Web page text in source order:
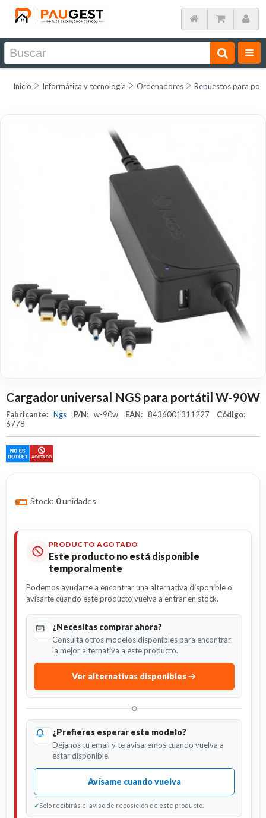
Inicio Informática y tecnología Ordenadores Repuestos para
Cargador universal NGS para portátil W-90W
Fabricante: Ngs P/N: w-90w EAN: 8436001311227 Código:
6778
Stock: 0unidades
PRODUCTO AGOTADO
Este producto no está disponible
temporalmente
Podemos ayudarte a encontrar una alternativa disponible o
avisarte cuando este producto vuelva a entrar en stock.
¿Necesitas comprar ahora?
Consulta otros modelos disponibles para encontrar
la mejor alternativa a este producto.
Ver alternativas disponibles
O
¿Prefieres esperar este modelo?
Déjanos tu email y te avisaremos cuando vuelva a
estar disponible.
Avísame cuando vuelva
✓Solo recibirás el aviso de reposición de este producto.